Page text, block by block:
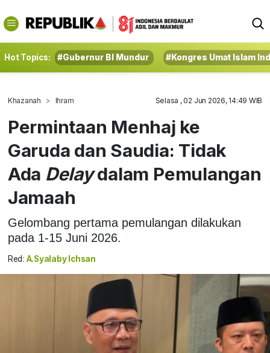
Hot Topics: #Gubernur BI Mundur #Kongres Umat Islam
Khazanah Ihram Selasa , 02 Jun 2026, 14:49 WIB
Permintaan Menhaj ke
Garuda dan Saudia: Tidak
Ada Delaydalam Pemulangan
Jamaah
Gelombang pertama pemulangan dilakukan
pada 1-15 Juni 2026.
Red: A.Syalaby Ichsan